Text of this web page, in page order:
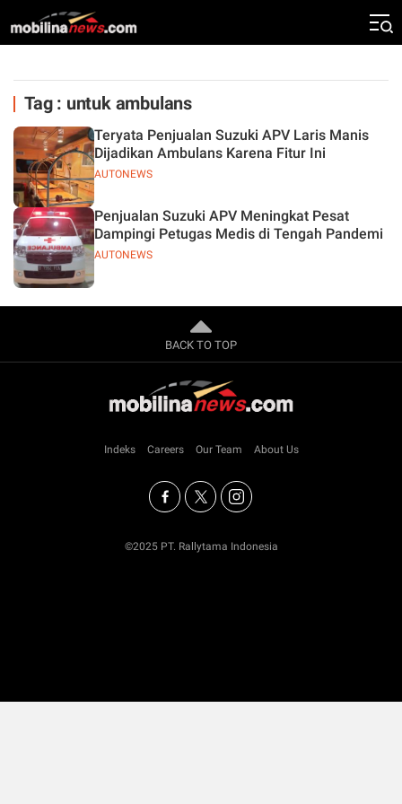
Tag : untuk ambulans
AUTONEWS
Teryata Penjualan Suzuki APV Laris Manis
Dijadikan Ambulans Karena Fitur Ini
AUTONEWS
Penjualan Suzuki APV Meningkat Pesat
Dampingi Petugas Medis di Tengah Pandemi
BACK TO TOP
Indeks Careers Our Team About Us
©2025 PT. Rallytama Indonesia